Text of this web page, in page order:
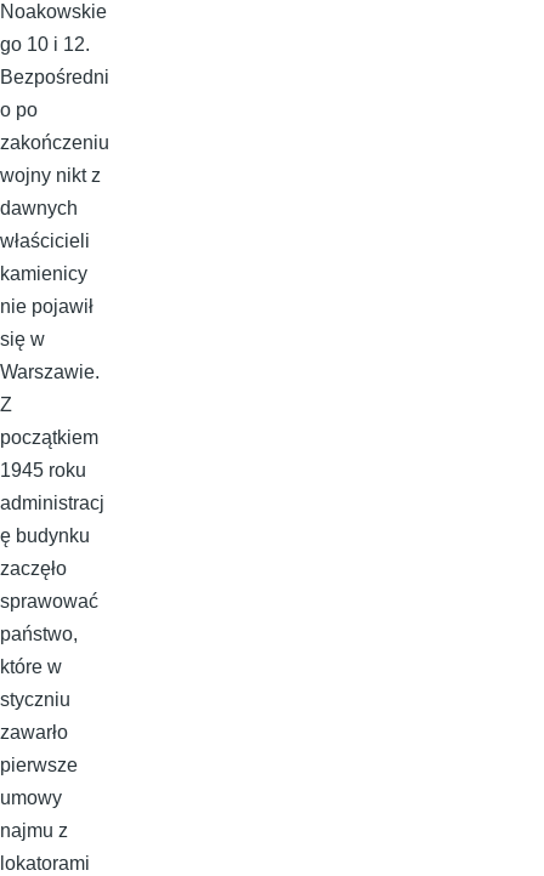
Noakowskie
go 10 i 12.
Bezpośredni
o po
zakończeniu
wojny nikt z
dawnych
właścicieli
kamienicy
nie pojawił
się w
Warszawie.
Z
początkiem
1945 roku
administracj
ę budynku
zaczęło
sprawować
państwo,
które w
styczniu
zawarło
pierwsze
umowy
najmu z
lokatorami